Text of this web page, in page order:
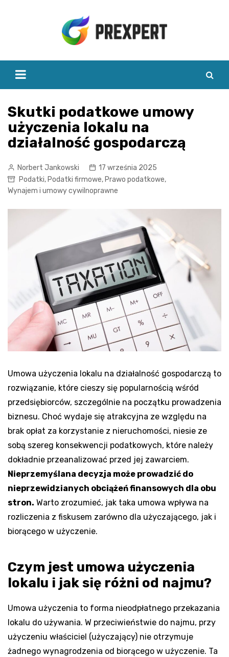
Skutki podatkowe umowy
użyczenia lokalu na
działalność gospodarczą
Norbert Jankowski
17 września 2025
Podatki, Podatki firmowe, Prawo podatkowe,
Wynajem i umowy cywilnoprawne
Umowa użyczenia lokalu na działalność gospodarczą to
rozwiązanie, które cieszy się popularnością wśród
przedsiębiorców, szczególnie na początku prowadzenia
biznesu. Choć wydaje się atrakcyjna ze względu na
brak opłat za korzystanie z nieruchomości, niesie ze
sobą szereg konsekwencji podatkowych, które należy
dokładnie przeanalizować przed jej zawarciem.
Nieprzemyślana decyzja może prowadzić do
nieprzewidzianych obciążeń finansowych dla obu
stron. Warto zrozumieć, jak taka umowa wpływa na
rozliczenia z fiskusem zarówno dla użyczającego, jak i
biorącego w użyczenie.
Czym jest umowa użyczenia
lokalu i jak się różni od najmu?
Umowa użyczenia to forma nieodpłatnego przekazania
lokalu do używania. W przeciwieństwie do najmu, przy
użyczeniu właściciel (użyczający) nie otrzymuje
żadnego wynagrodzenia od biorącego w użyczenie. Ta